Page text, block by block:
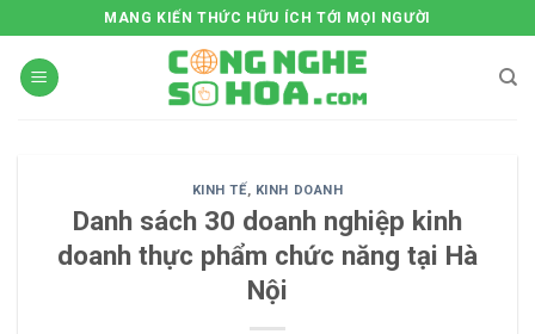
to
content
MANG KIẾN THỨC HỮU ÍCH TỚI MỌI NGƯỜI
KINH TẾ, KINH DOANH
Danh sách 30 doanh nghiệp kinh
doanh thực phẩm chức năng tại Hà
Nội